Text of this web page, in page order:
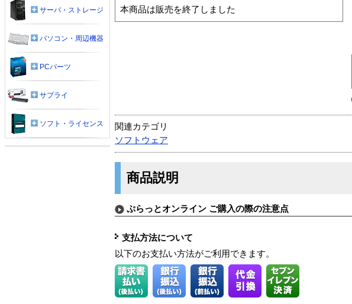
本商品は販売を終了しました
関連カテゴリ
ソフトウェア
商品説明
ぷらっとオンライン ご購入の際の注意点
支払方法について
以下のお支払い方法がご利用できます。
サーバ・ストレージ
パソコン・周辺機器
PCパーツ
サプライ
ソフト・ライセンス